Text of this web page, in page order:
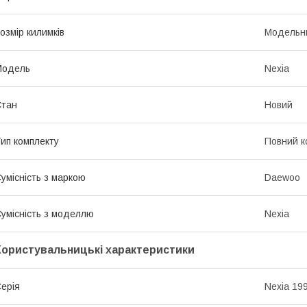
килимків
Nexia
Новий
комплекту Повний
з маркою Daewoo
з моделлю Nexia
характеристики
Nexia